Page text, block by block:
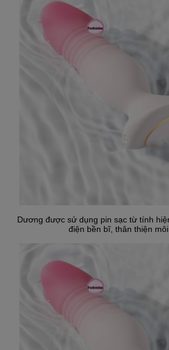
Dương được sử dụng pin sạc từ tính
điện bền bĩ, thân thiện